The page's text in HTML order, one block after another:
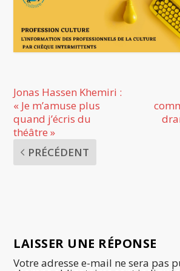
Jonas Hassen Khemiri :
« Je m’amuse plus
quand j’écris du
théâtre »
PRÉCÉDENT
LAISSER UNE RÉPONSE
Votre adresse e-mail ne sera pas